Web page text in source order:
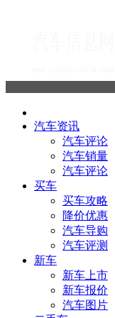
汽车资讯
汽车评论
汽车销量
汽车评论
买车
买车攻略
降价优惠
汽车导购
汽车评测
新车
新车上市
新车报价
汽车图片